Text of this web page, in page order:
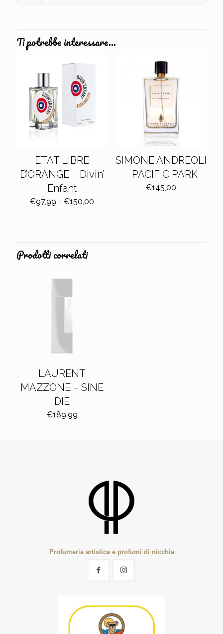
Ti potrebbe interessare…
ETAT LIBRE
D’ORANGE – Divin’
Enfant
€97,99 - €150,00
SIMONE ANDREOLI
– PACIFIC PARK
€145,00
Prodotti correlati
LAURENT
MAZZONE – SINE
DIE
€189,99
Profumeria artistica e profumi di nicchia